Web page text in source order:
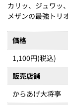
カリッ、ジュワ
メザンの最強トリ
価格
1,100円(税込)
販売店舗
からあげ大将亭